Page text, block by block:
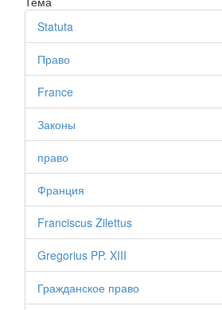
Statuta
Право
France
Законы
право
Франция
Franciscus Zilettus
Gregorius PP. XIII
Гражданское право